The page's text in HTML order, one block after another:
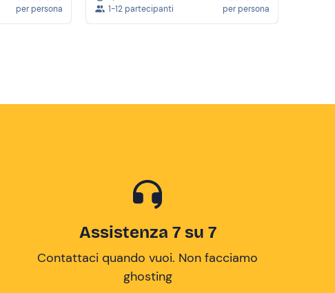
per persona
1-12 partecipanti
per persona
Assistenza 7 su 7
Contattaci quando vuoi. Non facciamo
ghosting